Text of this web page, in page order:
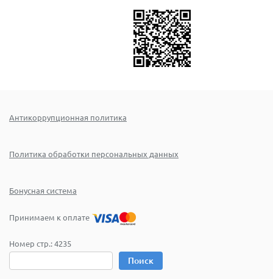
Антикоррупционная политика
Политика обработки персональных данных
Бонусная система
Принимаем к оплате
Номер стр.:4235
Поиск